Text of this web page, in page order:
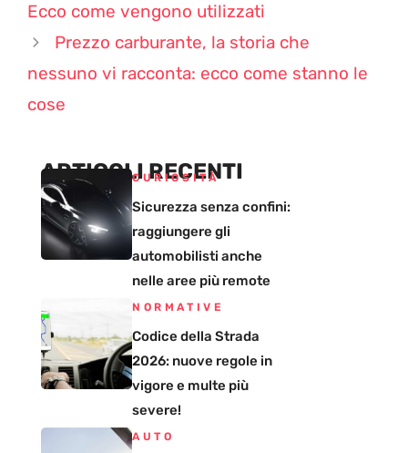
Ecco come vengono utilizzati
Prezzo carburante, la storia che
nessuno vi racconta: ecco come stanno le
cose
ARTICOLI RECENTI
CURIOSITÀ
Sicurezza senza confini:
raggiungere gli
automobilisti anche
nelle aree più remote
NORMATIVE
Codice della Strada
2026: nuove regole in
vigore e multe più
severe!
AUTO